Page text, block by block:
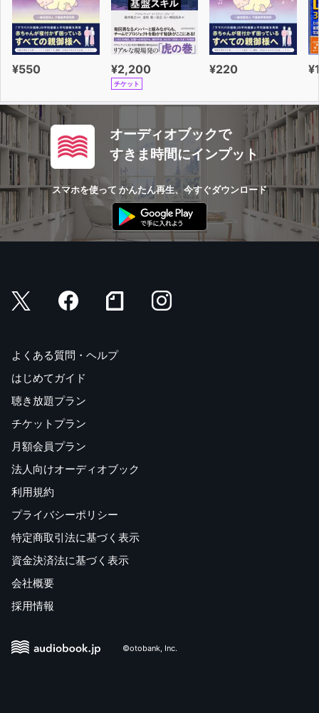
¥550 ¥2,200
チケット
¥220
オーディオブックで
すきま時間にインプット
スマホを使って かんたん再生、今すぐダウンロード
よくある質問・ヘルプ
はじめてガイド
聴き放題プラン
チケットプラン
月額会員プラン
法人向けオーディオブック
利用規約
プライバシーポリシー
特定商取引法に基づく表示
資金決済法に基づく表示
会社概要
採用情報
©otobank, Inc.